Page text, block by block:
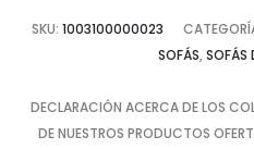
$898.27.
SKU: 1003100000023
SOFÁS, SOFÁS
DECLARACIÓN ACERCA DE LOS
DE NUESTROS PRODUCTOS